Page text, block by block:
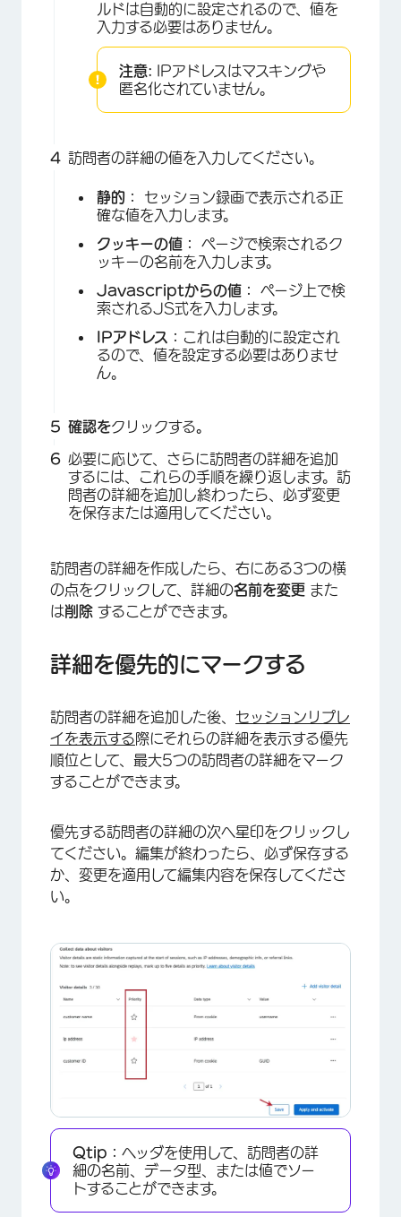
×
×
ルドは自動的に設定されるので、値を
入力する必要はありません。
注意: IPアドレスはマスキングや
匿名化されていません。
訪問者の詳細の値を入力してください。
静的： セッション録画で表示される正
確な値を入力します。
クッキーの値： ページで検索されるク
ッキーの名前を入力します。
Javascriptからの値： ページ上で検
索されるJS式を入力します。
IPアドレス： これは自動的に設定され
るので、値を設定する必要はありませ
ん。
確認をクリックする。
必要に応じて、さらに訪問者の詳細を追加
するには、これらの手順を繰り返します。訪
問者の詳細を追加し終わったら、必ず変更
を保存または適用してください。
訪問者の詳細を作成したら、右にある3つの横
の点をクリックして、詳細の名前を変更 また
は削除 することができます。
詳細を優先的にマークする
訪問者の詳細を追加した後、 セッションリプレ
イを表示する際にそれらの詳細を表示する優先
順位として、最大5つの訪問者の詳細をマーク
することができます。
優先する訪問者の詳細の次へ星印をクリックし
てください。編集が終わったら、必ず保存する
か、変更を適用して編集内容を保存してくださ
い。
Qtip： ヘッダを使用して、訪問者の詳
細の名前、データ型、または値でソー
トすることができます。